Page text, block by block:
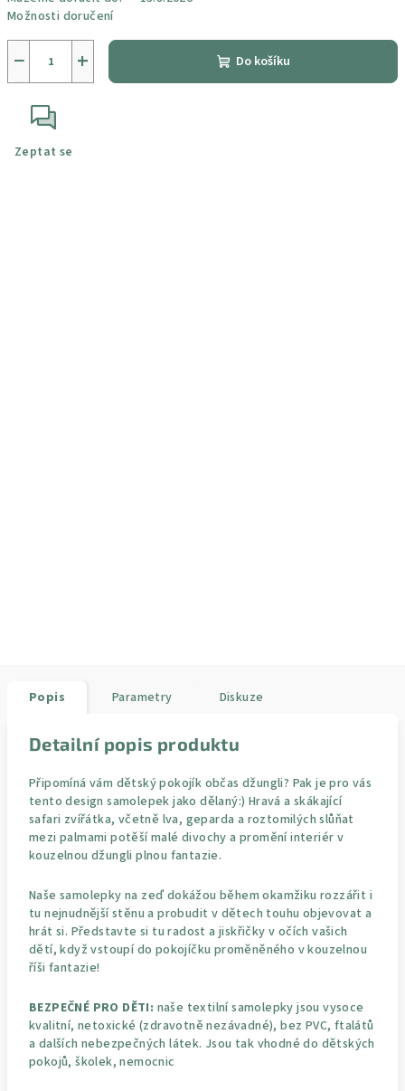
Možnosti doručení
+
− Do košíku
Zeptat se
Popis Parametry Diskuze
Detailní popis produktu
Připomíná vám dětský pokojík občas džungli? Pak je pro vás
tento design samolepek jako dělaný:) Hravá a skákající
safari zvířátka, včetně lva, geparda a roztomilých slůňat
mezi palmami potěší malé divochy a promění interiér v
kouzelnou džungli plnou fantazie.
Naše samolepky na zeď dokážou během okamžiku rozzářit i
tu nejnudnější stěnu a probudit v dětech touhu objevovat a
hrát si. Představte si tu radost a jiskřičky v očích vašich
dětí, když vstoupí do pokojíčku proměněného v kouzelnou
říši fantazie!
BEZPEČNÉ PRO DĚTI: naše textilní samolepky jsou vysoce
kvalitní, netoxické (zdravotně nezávadné), bez PVC, ftalátů
a dalších nebezpečných látek. Jsou tak vhodné do dětských
pokojů, školek, nemocnic